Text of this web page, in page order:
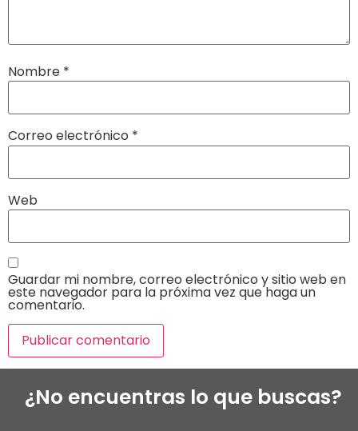
Nombre *
Correo electrónico *
Web
Guardar mi nombre, correo electrónico y sitio web en
este navegador para la próxima vez que haga un
comentario.
¿No encuentras lo que buscas?